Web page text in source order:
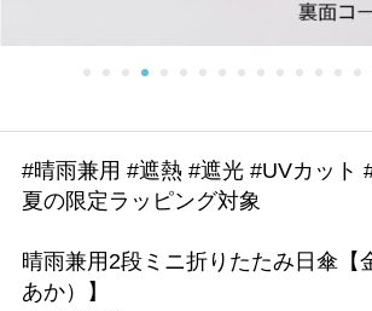
#晴雨兼用 #遮熱 #遮光 #UVカット
夏の限定ラッピング対象
晴雨兼用2段ミニ折りたたみ日傘【
あか）】